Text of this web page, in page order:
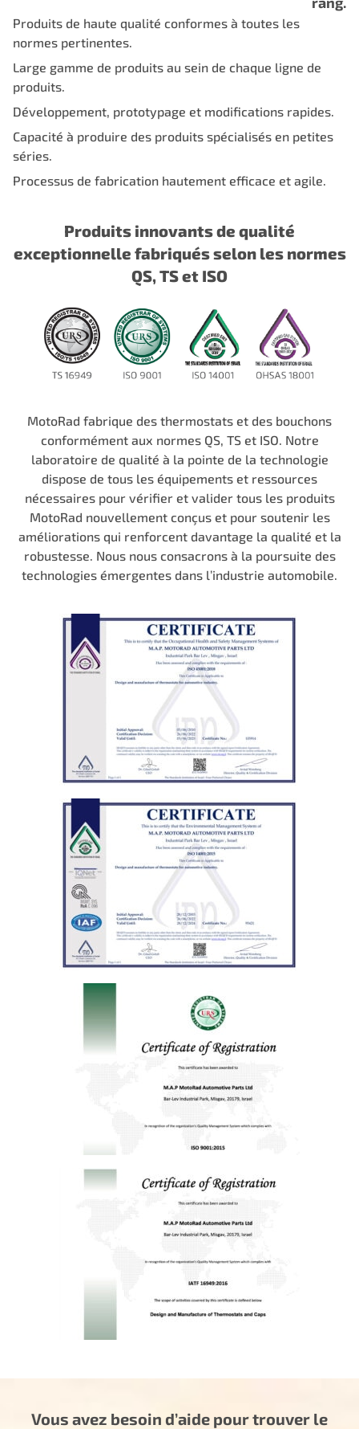
Produits de haute qualité conformes à toutes les
normes pertinentes.
Large gamme de produits au sein de chaque ligne de
produits.
Développement, prototypage et modifications rapides.
Capacité à produire des produits spécialisés en petites
séries.
Processus de fabrication hautement efficace et agile.
Produits innovants de qualité
exceptionnelle fabriqués selon les normes
QS, TS et ISO
MotoRad fabrique des thermostats et des bouchons
conformément aux normes QS, TS et ISO. Notre
laboratoire de qualité à la pointe de la technologie
dispose de tous les équipements et ressources
nécessaires pour vérifier et valider tous les produits
MotoRad nouvellement conçus et pour soutenir les
améliorations qui renforcent davantage la qualité et la
robustesse. Nous nous consacrons à la poursuite des
technologies émergentes dans l’industrie automobile.
Vous avez besoin d’aide pour trouver le